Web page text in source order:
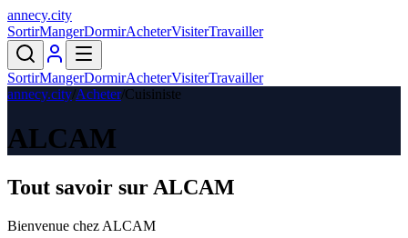
annecy.city
SortirMangerDormirAcheterVisiterTravailler
SortirMangerDormirAcheterVisiterTravailler
annecy.city/Acheter/Cuisiniste
ALCAM
Tout savoir sur ALCAM
Bienvenue chez ALCAM